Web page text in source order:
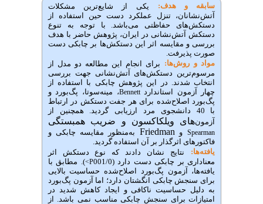
سابقه و هدف:
یکی از شایع‌ترین مشکلات
آتش‌نشانان، تنزل عملکرد دست حین استفاده از
دستکش‌های حفاظتی می‌باشد. با توجه به تنوع
دستکش آتش‌نشانی در ایران، پژوهش حاضر با هدف
بررسی و مقایسه اثر این دستکش‌ها بر چابکی دست
صورت پذیرفت.
مواد و روش‌‌ها: برای انجام این مطالعه دو مدل از
مرسوم‌ترین دستکش‌های آتش‌نشانی جهت بررسی
انتخاب شدند. در این پژوهش چابکی با استفاده از
چهار آزمون استانداردBennett، مینه‌سوتا، پگ‌بورد و
پگ‌بورد اصلاح‌شده برای هر جفت دستکش در ارتباط
با 40 دانشجوی مرد ارزیابی گردید. همچنین از
آزمون‌های ویلکاکسون و ضریب همبستگی
Spearman و Friedman
به‌منظور مقایسه چابکی و
فاکتورهای اثرگذار بر آن استفاده گردید.
یافته‌ها:
نتایج نشان دادند که نوع دستکش اثر
معناداری بر چابکی دست دارد (001/0
P
<). مطابق با
یافته‌‌ها، آزمون پگ‌بورد اصلاح‌شده حساسیت بالایی
برای سنجش چابکی انگشتان دارد؛ اما آزمون پگ‌بورد
به دلیل حساسیت ناکافی و ایجاد کاهش شدید در
امتیازات برای سنجش چابکی مناسب نمی باشد. از